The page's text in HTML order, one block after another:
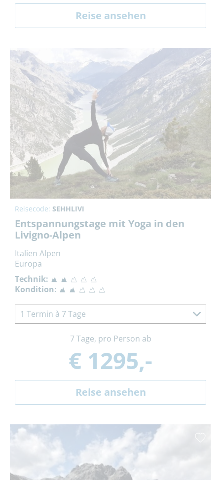
Reise ansehen
Reisecode: SEHHLIVI
Entspannungstage mit Yoga in den
Livigno-Alpen
Italien Alpen
Europa
Technik:
Kondition:
1 Termin à 7 Tage
7 Tage, pro Person ab
€ 1295,-
Reise ansehen